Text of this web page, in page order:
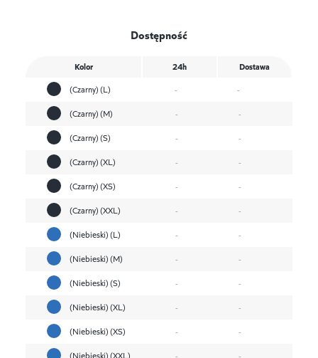
Dostępność
Kolor 24h
Dostawa
(Czarny) (L)
-
-
(Czarny) (M)
-
-
(Czarny) (S)
-
-
(Czarny) (XL)
-
-
(Czarny) (XS)
-
-
(Czarny) (XXL)
-
-
(Niebieski) (L)
-
-
(Niebieski) (M)
-
-
(Niebieski) (S)
-
-
(Niebieski) (XL)
-
-
(Niebieski) (XS)
-
-
(Niebieski) (XXL)
-
-